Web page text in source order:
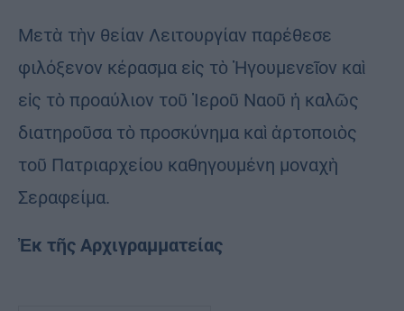
Μετὰ τὴν θείαν Λειτουργίαν παρέθεσε
φιλόξενον κέρασμα εἰς τὸ Ἡγουμενεῖον καὶ
εἰς τὸ προαύλιον τοῦ Ἱεροῦ Ναοῦ ἡ καλῶς
διατηροῦσα τὸ προσκύνημα καὶ ἀρτοποιὸς
τοῦ Πατριαρχείου καθηγουμένη μοναχὴ
Σεραφείμα.
Ἐκ τῆς Αρχιγραμματείας